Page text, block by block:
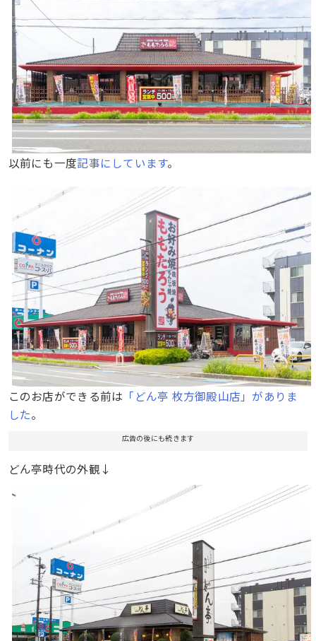
以前にも一度記事にしています。
このお店ができる前は 「どん亭 枚方御殿山店」がありま
した。
広告の後にも続きます
どん亭時代の外観↓